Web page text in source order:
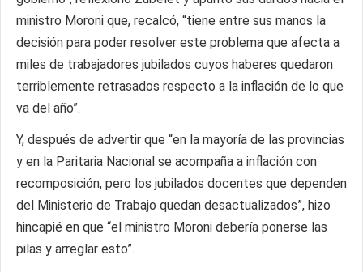
ministro Moroni que, recalcó, “tiene entre sus manos la
decisión para poder resolver este problema que afecta a
miles de trabajadores jubilados cuyos haberes quedaron
terriblemente retrasados respecto a la inflación de lo que
va del año”.
Y, después de advertir que “en la mayoría de las provincias
y en la Paritaria Nacional se acompaña a inflación con
recomposición, pero los jubilados docentes que dependen
del Ministerio de Trabajo quedan desactualizados”, hizo
hincapié en que “el ministro Moroni debería ponerse las
pilas y arreglar esto”.